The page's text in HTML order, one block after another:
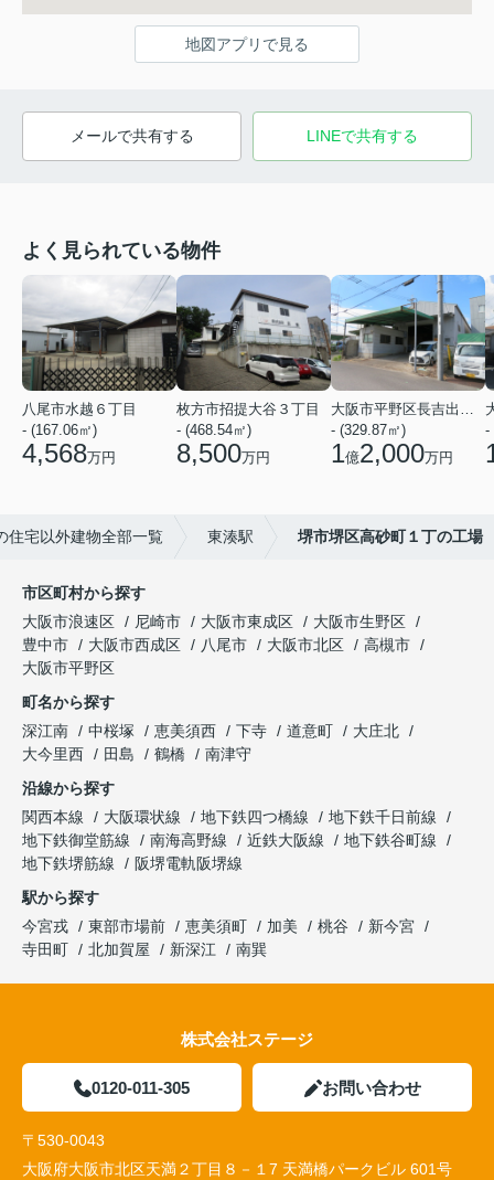
地図アプリで見る
メールで共有する LINEで共有する
よく見られている物件
八尾市水越６丁目
- (167.06㎡)
4,568万円
枚方市招提大谷３丁目
- (468.54㎡)
8,500万円
大阪市平野区長吉出戸７丁目
- (329.87㎡)
1億2,000万円
-
住宅以外建物全部一覧 東湊駅 堺市堺区高砂町１丁の工場
市区町村から探す
大阪市浪速区
尼崎市 大阪市東成区
大阪市生野区
豊中市
大阪市西成区 八尾市 大阪市北区
高槻市
大阪市平野区
町名から探す
深江南
中桜塚 恵美須西 下寺 道意町
大庄北
大今里西
田島 鶴橋
南津守
沿線から探す
関西本線
大阪環状線 地下鉄四つ橋線
地下鉄千日前線
地下鉄御堂筋線
南海高野線 近鉄大阪線
地下鉄谷町線
地下鉄堺筋線
阪堺電軌阪堺線
駅から探す
今宮戎
東部市場前 恵美須町 加美 桃谷
新今宮
寺田町
北加賀屋 新深江 南巽
株式会社ステージ
0120-011-305 お問い合わせ
〒530-0043
大阪府大阪市北区天満２丁目８－１7 天満橋パークビル 601号